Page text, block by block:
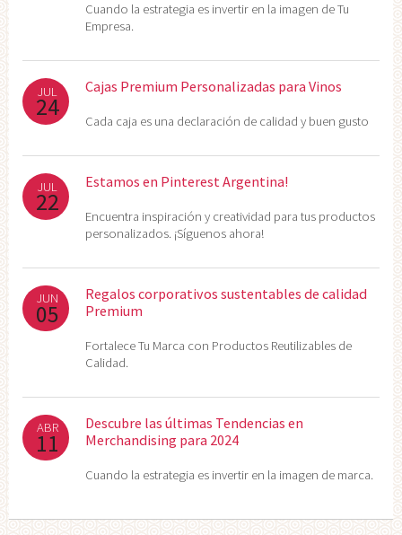
Cuando la estrategia es invertir en la imagen de Tu
Empresa.
JUL
24
Cajas Premium Personalizadas para Vinos
Cada caja es una declaración de calidad y buen gusto
JUL
22
Estamos en Pinterest Argentina!
Encuentra inspiración y creatividad para tus productos
personalizados. ¡Síguenos ahora!
JUN
05
Regalos corporativos sustentables de calidad
Premium
Fortalece Tu Marca con Productos Reutilizables de
Calidad.
ABR
11
Descubre las últimas Tendencias en
Merchandising para 2024
Cuando la estrategia es invertir en la imagen de marca.